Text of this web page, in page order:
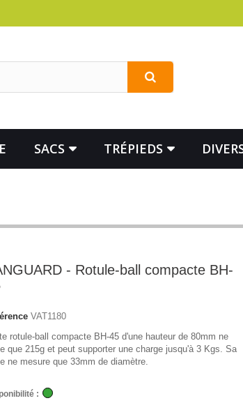
SACS TRÉPIEDS
- Rotule-ball compacte BH-
VAT1180
rotule-ball compacte BH-45 d'une hauteur de 80mm ne
que 215g et peut supporter une charge jusqu'à 3 Kgs. Sa
ne mesure que 33mm de diamètre.
: